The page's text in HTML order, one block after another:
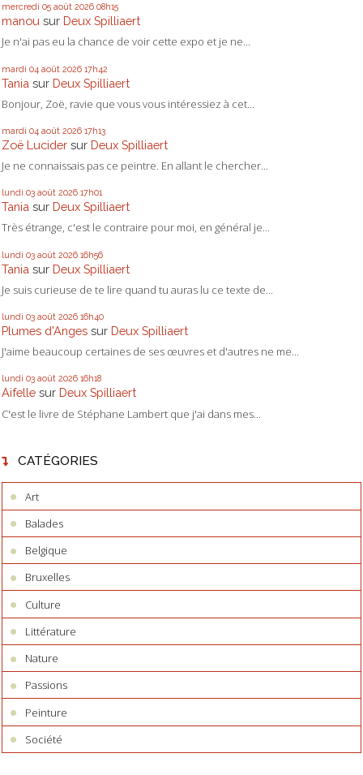
mercredi 05 août 2026 08h15
manou sur Deux Spilliaert
Je n'ai pas eu la chance de voir cette expo et je ne...
mardi 04 août 2026 17h42
Tania sur Deux Spilliaert
Bonjour, Zoë, ravie que vous vous intéressiez à cet...
mardi 04 août 2026 17h13
Zoë Lucider sur Deux Spilliaert
Je ne connaissais pas ce peintre. En allant le chercher...
lundi 03 août 2026 17h01
Tania sur Deux Spilliaert
Très étrange, c'est le contraire pour moi, en général je...
lundi 03 août 2026 16h56
Tania sur Deux Spilliaert
Je suis curieuse de te lire quand tu auras lu ce texte de...
lundi 03 août 2026 16h40
Plumes d'Anges sur Deux Spilliaert
J'aime beaucoup certaines de ses œuvres et d'autres ne me...
lundi 03 août 2026 16h18
Aifelle sur Deux Spilliaert
C'est le livre de Stéphane Lambert que j'ai dans mes...
CATÉGORIES
Art
Balades
Belgique
Bruxelles
Culture
Littérature
Nature
Passions
Peinture
Société